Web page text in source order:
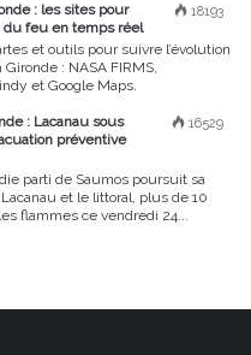
18193
: les sites pour
du feu en temps réel
et outils pour suivre l’évolution
: NASA FIRMS,
et Google Maps.
16529
: Lacanau sous
préventive
parti de Saumos poursuit sa
et le littoral, plus de 10
flammes ce vendredi 24...